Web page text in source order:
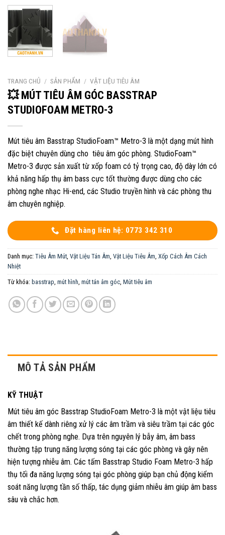
TRANG CHỦ / SẢN PHẨM / VẬT LIỆU TIÊU ÂM
💥 MÚT TIÊU ÂM GÓC BASSTRAP
STUDIOFOAM METRO-3
Mút tiêu âm Basstrap StudioFoam™ Metro-3 là một dạng mút hình
đặc biệt chuyên dùng cho tiêu âm góc phòng. StudioFoam™
Metro-3 được sản xuất từ xốp foam có tỷ trọng cao, độ dày lớn có
khả năng hấp thụ âm bass cực tốt thường được dùng cho các
phòng nghe nhạc Hi-end, các Studio truyền hình và các phòng thu
âm chuyên nghiệp.
Đặt hàng liên hệ: 0773 342 310
Danh mục: Tiêu Âm Mút Vật Liệu Tán Âm Vật Liệu Tiêu Âm Xốp Cách Âm Cách
Nhiệt
Từ khóa: basstrap mút hình mút tán âm góc Mút tiêu âm
MÔ TẢ SẢN PHẨM
KỸ THUẬT
Mút tiêu âm góc Basstrap StudioFoam Metro-3 là một vật liệu tiêu
âm thiết kế dành riêng xử lý các âm trầm và siêu trầm tại các góc
chết trong phòng nghe. Dựa trên nguyên lý bẫy âm, âm bass
thường tập trung năng lượng sóng tại các góc phòng và gây nên
hiện tượng nhiễu âm. Các tấm Basstrap Studio Foam Metro-3 hấp
thụ tối đa năng lượng sóng tại góc phòng giúp bạn chủ động kiểm
soát năng lượng tần số thấp, tác dụng giảm nhiễu âm giúp âm bass
sâu và chắc hơn.